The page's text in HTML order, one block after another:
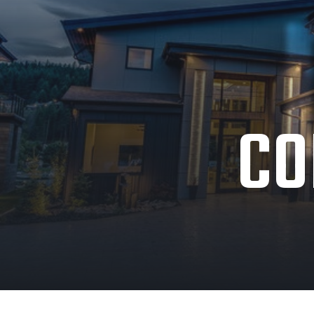
à chaque fois que nous
désormais ! Je
Nous avons bien sûr
bardage que nous
même